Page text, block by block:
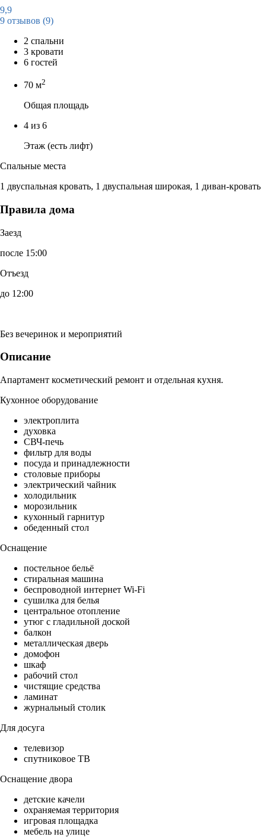
9,9
9 отзывов (9)
2 спальни
3 кровати
6 гостей
70 м2
Общая площадь
4 из 6
Этаж (есть лифт)
Спальные места
1 двуспальная кровать, 1 двуспальная широкая, 1 диван-кровать
Правила дома
Заезд
после 15:00
Отъезд
до 12:00
Без вечеринок и мероприятий
Описание
Апартамент косметический ремонт и отдельная кухня.
Кухонное оборудование
электроплита
духовка
СВЧ-печь
фильтр для воды
посуда и принадлежности
столовые приборы
электрический чайник
холодильник
морозильник
кухонный гарнитур
обеденный стол
Оснащение
постельное бельё
стиральная машина
беспроводной интернет Wi-Fi
сушилка для белья
центральное отопление
утюг с гладильной доской
балкон
металлическая дверь
домофон
шкаф
рабочий стол
чистящие средства
ламинат
журнальный столик
Для досуга
телевизор
спутниковое ТВ
Оснащение двора
детские качели
охраняемая территория
игровая площадка
мебель на улице